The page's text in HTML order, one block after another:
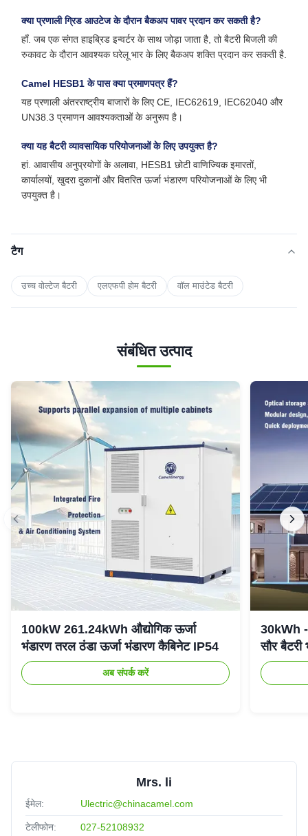
क्या प्रणाली ग्रिड आउटेज के दौरान बैकअप पावर प्रदान कर सकती है?
हाँ. जब एक संगत हाइब्रिड इन्वर्टर के साथ जोड़ा जाता है, तो बैटरी बिजली की
रुकावट के दौरान आवश्यक घरेलू भार के लिए बैकअप शक्ति प्रदान कर सकती है.
Camel HESB1 के पास क्या प्रमाणपत्र हैं?
यह प्रणाली अंतरराष्ट्रीय बाजारों के लिए CE, IEC62619, IEC62040 और
UN38.3 प्रमाणन आवश्यकताओं के अनुरूप है।
क्या यह बैटरी व्यावसायिक परियोजनाओं के लिए उपयुक्त है?
हां. आवासीय अनुप्रयोगों के अलावा, HESB1 छोटी वाणिज्यिक इमारतों,
कार्यालयों, खुदरा दुकानों और वितरित ऊर्जा भंडारण परियोजनाओं के लिए भी
उपयुक्त है।
टैग
उच्च वोल्टेज बैटरी एलएफपी होम बैटरी वॉल माउंटेड बैटरी
संबंधित उत्पाद
100kW 261.24kWh औद्योगिक ऊर्जा
भंडारण तरल ठंडा ऊर्जा भंडारण कैबिनेट IP54
अब संपर्क करें
30kWh -
सौर
Mrs. li
ईमेल: Ulectric@chinacamel.com
टेलीफोन: 027-52108932